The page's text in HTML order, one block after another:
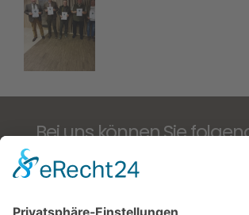
Bei uns können Sie
ausgeschriebene Zucht-
führen: